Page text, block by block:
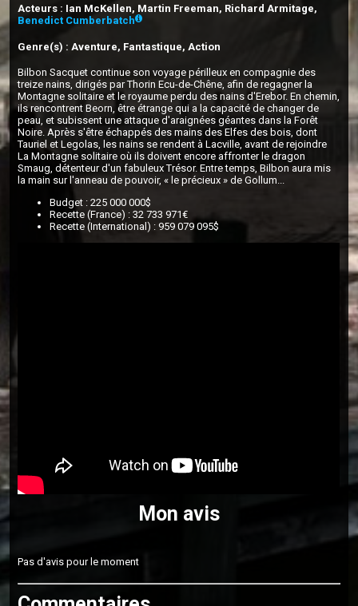
Acteurs : Ian McKellen, Martin Freeman, Richard Armitage,
Benedict Cumberbatch
Genre(s) : Aventure, Fantastique, Action
Bilbon Sacquet continue son voyage périlleux en compagnie des
treize nains, dirigés par Thorin Ecu-de-Chêne, afin de regagner la
Montagne solitaire et le royaume perdu des nains d'Erebor. En chemin,
ils rencontrent Beorn, être étrange qui a la capacité de changer de
peau, et subissent une attaque d'araignées géantes dans la Forêt
Noire. Après s'être échappés des mains des Elfes des bois, dont
Tauriel et Legolas, les nains se rendent à Lacville, avant de rejoindre
La Montagne solitaire où ils doivent encore affronter le dragon
Smaug, détenteur d'un fabuleux Trésor. Entre temps, Bilbon aura mis
la main sur l'anneau de pouvoir, « le précieux » de Gollum...
Budget : 225 000 000$
Recette (France) : 32 733 971€
Recette (International) : 959 079 095$
Mon avis
Pas d'avis pour le moment